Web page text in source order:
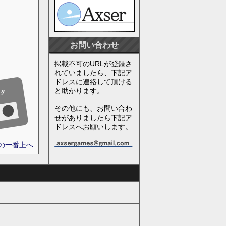
一番上へ
お問い合わせ
掲載不可のURLが登録さ
れていましたら、下記ア
ドレスに連絡して頂ける
と助かります。
その他にも、お問い合わ
せがありましたら下記ア
ドレスへお願いします。